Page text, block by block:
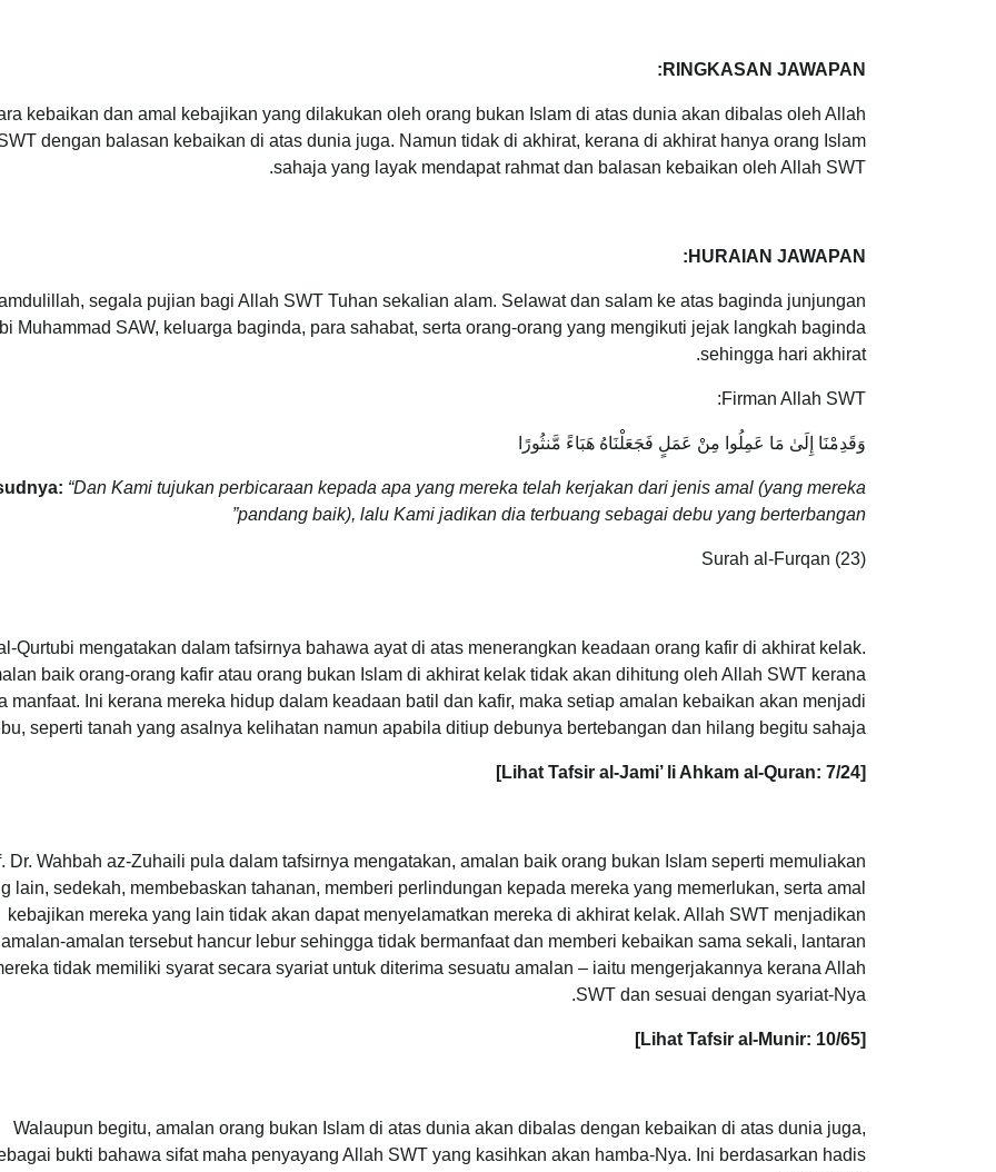
RINGKASAN JAWAPAN:
kebaikan dan amal kebajikan yang dilakukan oleh orang bukan Islam di atas dunia akan dibalas oleh Allah
dengan balasan kebaikan di atas dunia juga. Namun tidak di akhirat, kerana di akhirat hanya orang Islam
sahaja yang layak mendapat rahmat dan balasan kebaikan oleh Allah SWT.
HURAIAN JAWAPAN:
segala pujian bagi Allah SWT Tuhan sekalian alam. Selawat dan salam ke atas baginda junjungan
Muhammad SAW, keluarga baginda, para sahabat, serta orang-orang yang mengikuti jejak langkah baginda
sehingga hari akhirat.
Firman Allah SWT:
وَقَدِمْنَا إِلَىٰ مَا عَمِلُوا مِنْ عَمَلٍ فَجَعَلْنَاهُ هَبَاءً مَّنثُورًا
“Dan Kami tujukan perbicaraan kepada apa yang mereka telah kerjakan dari jenis amal (yang mereka
pandang baik), lalu Kami jadikan dia terbuang sebagai debu yang berterbangan”
Surah al-Furqan (23)
Qurtubi mengatakan dalam tafsirnya bahawa ayat di atas menerangkan keadaan orang kafir di akhirat kelak.
baik orang-orang kafir atau orang bukan Islam di akhirat kelak tidak akan dihitung oleh Allah SWT kerana
manfaat. Ini kerana mereka hidup dalam keadaan batil dan kafir, maka setiap amalan kebaikan akan menjadi
seperti tanah yang asalnya kelihatan namun apabila ditiup debunya bertebangan dan hilang begitu sahaja.
[Lihat Tafsir al-Jami’ li Ahkam al-Quran: 7/24]
Dr. Wahbah az-Zuhaili pula dalam tafsirnya mengatakan, amalan baik orang bukan Islam seperti memuliakan
lain, sedekah, membebaskan tahanan, memberi perlindungan kepada mereka yang memerlukan, serta amal
kebajikan mereka yang lain tidak akan dapat menyelamatkan mereka di akhirat kelak. Allah SWT menjadikan
amalan-amalan tersebut hancur lebur sehingga tidak bermanfaat dan memberi kebaikan sama sekali, lantaran
tidak memiliki syarat secara syariat untuk diterima sesuatu amalan – iaitu mengerjakannya kerana Allah
SWT dan sesuai dengan syariat-Nya.
[Lihat Tafsir al-Munir: 10/65]
Walaupun begitu, amalan orang bukan Islam di atas dunia akan dibalas dengan kebaikan di atas dunia juga,
bukti bahawa sifat maha penyayang Allah SWT yang kasihkan akan hamba-Nya. Ini berdasarkan hadis